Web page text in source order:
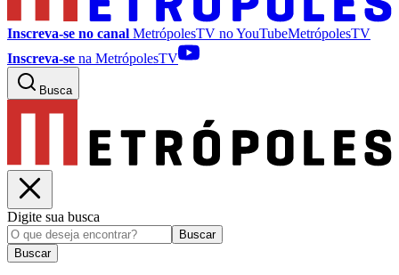
Inscreva-se no canal MetrópolesTV noYouTubeMetrópolesTV
Inscreva-se na MetrópolesTV
Busca
Digite sua busca
Buscar
Buscar